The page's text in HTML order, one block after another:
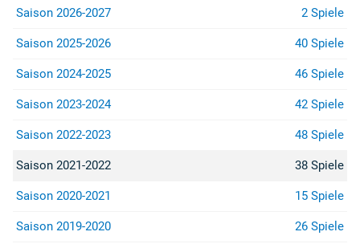
Saison 2026-2027 2 Spiele
Saison 2025-2026 40 Spiele
Saison 2024-2025 46 Spiele
Saison 2023-2024 42 Spiele
Saison 2022-2023 48 Spiele
Saison 2021-2022 38 Spiele
Saison 2020-2021 15 Spiele
Saison 2019-2020 26 Spiele